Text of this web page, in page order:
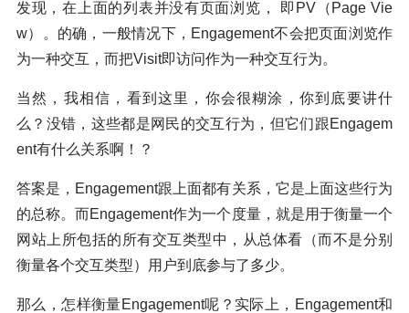
发现，在上面的列表并没有页面浏览， 即PV（Page Vie
w）。的确，一般情况下，Engagement不会把页面浏览作
为一种交互，而把Visit即访问作为一种交互行为。
当然，我相信，看到这里，你会很糊涂，你到底要讲什
么？没错，这些都是网民的交互行为，但它们跟Engagem
ent有什么关系啊！？
答案是，Engagement跟上面都有关系，它是上面这些行为
的总称。而Engagement作为一个度量，就是用于衡量一个
网站上所包括的所有交互类型中，从总体看（而不是分别
衡量各个交互类型）用户到底参与了多少。
那么，怎样衡量Engagement呢？实际上，Engagement和